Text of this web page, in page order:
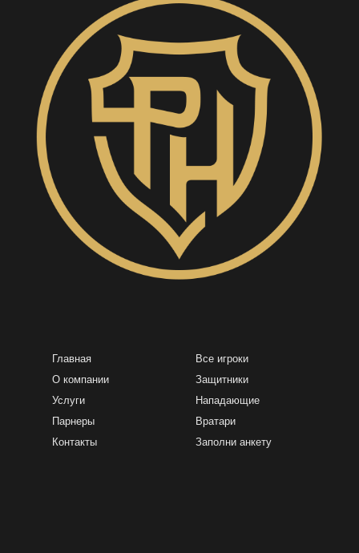
Главная
О компании
Услуги
Парнеры
Контакты
Все игроки
Защитники
Нападающие
Вратари
Заполни анкету